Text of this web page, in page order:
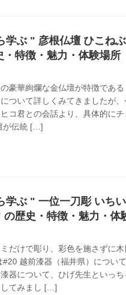
学ぶ " 彦根仏壇 ひこね
特徴・魅力・体験場所
豪華絢爛な金仏壇が特徴であ
ついて詳しくみてきましたが
コ君との会話より、具体的に
が伝統 […]
学ぶ " 一位一刀彫 いち
の歴史・特徴・魅力・体
だけで彫り、彩色を施さずに
越前漆器（福井県）につい
器について、ひげ先生といっ
てみまし […]